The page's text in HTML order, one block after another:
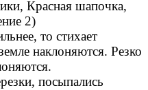
Красная шапочка,
2)
то стихает
наклоняются. Резко
посыпались